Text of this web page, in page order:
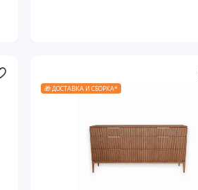
🎁 ДОСТАВКА И СБОРКА*